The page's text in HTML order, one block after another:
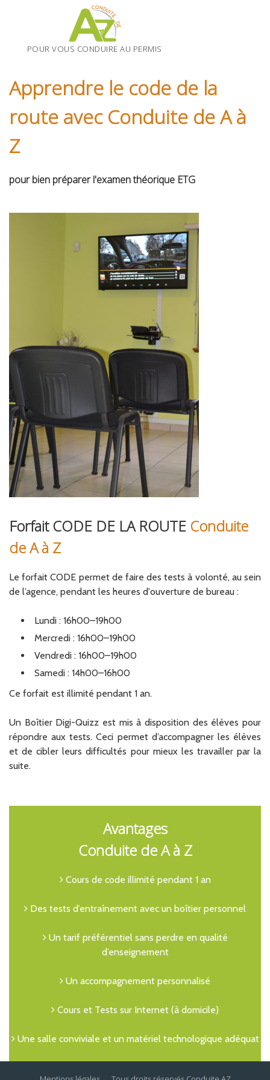
POUR VOUS CONDUIRE AU PERMIS
Apprendre le code de la
route avec Conduite de A à
Z
pour bien préparer l'examen théorique ETG
Forfait CODE DE LA ROUTE Conduite
de A à Z
Le forfait CODE permet de faire des tests à volonté, au sein
de l’agence, pendant les heures d'ouverture de bureau :
Lundi : 16h00–19h00
Mercredi : 16h00–19h00
Vendredi : 16h00–19h00
Samedi : 14h00–16h00
Ce forfait est illimité pendant 1 an.
Un Boîtier Digi-Quizz est mis à disposition des élèves pour
répondre aux tests. Ceci permet d’accompagner les élèves
et de cibler leurs difficultés pour mieux les travailler par la
suite.
Avantages
Conduite de A à Z
Cours de code illimité pendant 1 an
Des tests d’entraînement avec un boîtier personnel
Un tarif préférentiel sans perdre en qualité
d’enseignement
Un accompagnement personnalisé
Cours et Tests sur Internet (à domicile)
Une salle conviviale et un matériel technologique adéquat